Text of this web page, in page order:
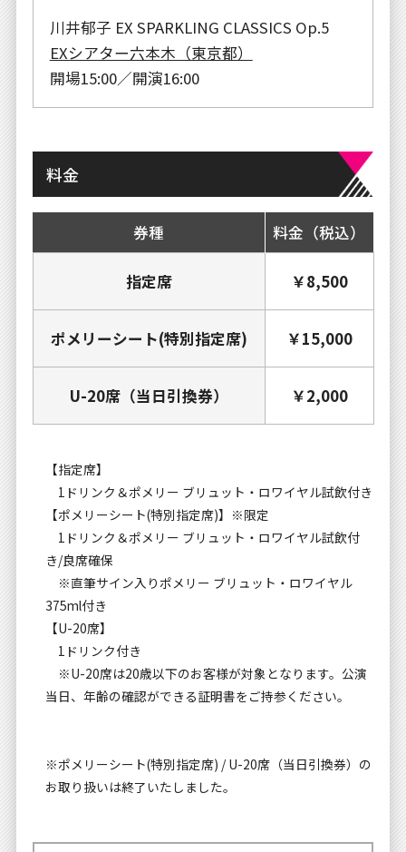
川井郁子 EX SPARKLING CLASSICS Op.5
EXシアター六本木（東京都）
開場15:00／開演16:00
料金
券種 料金（税込）
指定席 ￥8,500
ポメリーシート(特別指定席) ￥15,000
U-20席（当日引換券） ￥2,000
【指定席】
1ドリンク＆ポメリー ブリュット・ロワイヤル試飲付き
【ポメリーシート(特別指定席)】※限定
1ドリンク＆ポメリー ブリュット・ロワイヤル試飲付
き/良席確保
※直筆サイン入りポメリー ブリュット・ロワイヤル
375ml付き
【U-20席】
1ドリンク付き
※U-20席は20歳以下のお客様が対象となります。公演
当日、年齢の確認ができる証明書をご持参ください。
※ポメリーシート(特別指定席) / U-20席（当日引換券）の
お取り扱いは終了いたしました。